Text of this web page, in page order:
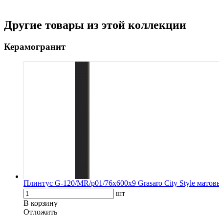
Другие товары из этой коллекции
Керамогранит
Плинтус G-120/MR/p01/76x600x9 Grasaro City Style
шт
В корзину
Oтложить